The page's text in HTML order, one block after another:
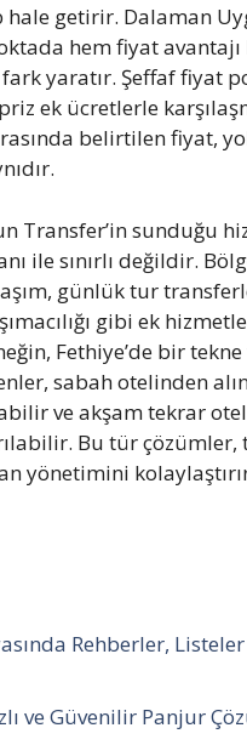
hale getirir. Dalaman
hem fiyat avantajı
yaratır. Şeffaf fiyat
ek ücretlerle
belirtilen fiyat,
Transfer’in sunduğu
ile sınırlı değildir.
günlük tur
gibi ek
Fethiye’de bir
sabah otelinden
ve akşam tekrar
Bu tür çözümler,
yönetimini
Rehberler, Listeler
ve Güvenilir Panjur